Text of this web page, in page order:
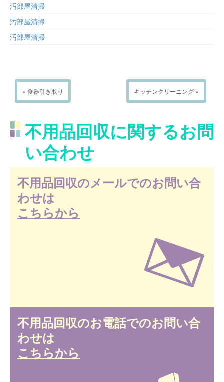
汚部屋清掃
汚部屋清掃
汚部屋清掃
« 食器引き取り キッチンクリーニング »
不用品回収に関するお問
い合わせ
不用品回収のメールでのお問い合
わせは
こちらから
不用品回収のお電話でのお問い合
わせは
こちらから